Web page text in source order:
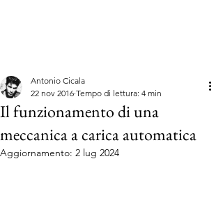
Il funzionamento di una
meccanica a carica automatica
Antonio Cicala
22 nov 2016 Tempo di lettura: 4 min
Aggiornamento: 2 lug 2024